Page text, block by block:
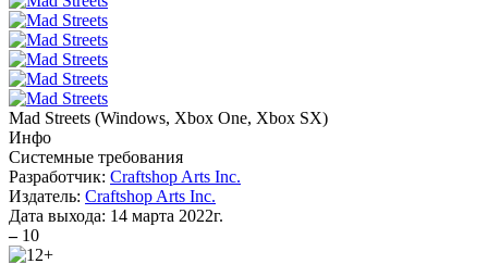
Mad Streets (Windows, Xbox One, Xbox SX)
Инфо
Системные требования
Разработчик: Craftshop Arts Inc.
Издатель: Craftshop Arts Inc.
Дата выхода: 14 марта 2022г.
– 10